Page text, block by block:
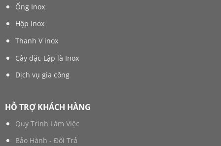
Ống Inox
Hộp Inox
Thanh V inox
Cây đặc-Lập là Inox
Dịch vụ gia công
HỖ TRỢ KHÁCH HÀNG
Quy Trình Làm Việc
Bảo Hành - Đổi Trả